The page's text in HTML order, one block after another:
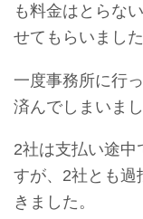
も料金はとらな
せてもらいました
一度事務所に行
済んでしまいまし
2社は支払い途
すが、2社とも過
きました。